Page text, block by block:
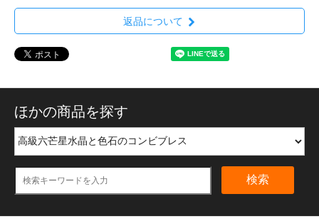
返品について
ほかの商品を探す
検索